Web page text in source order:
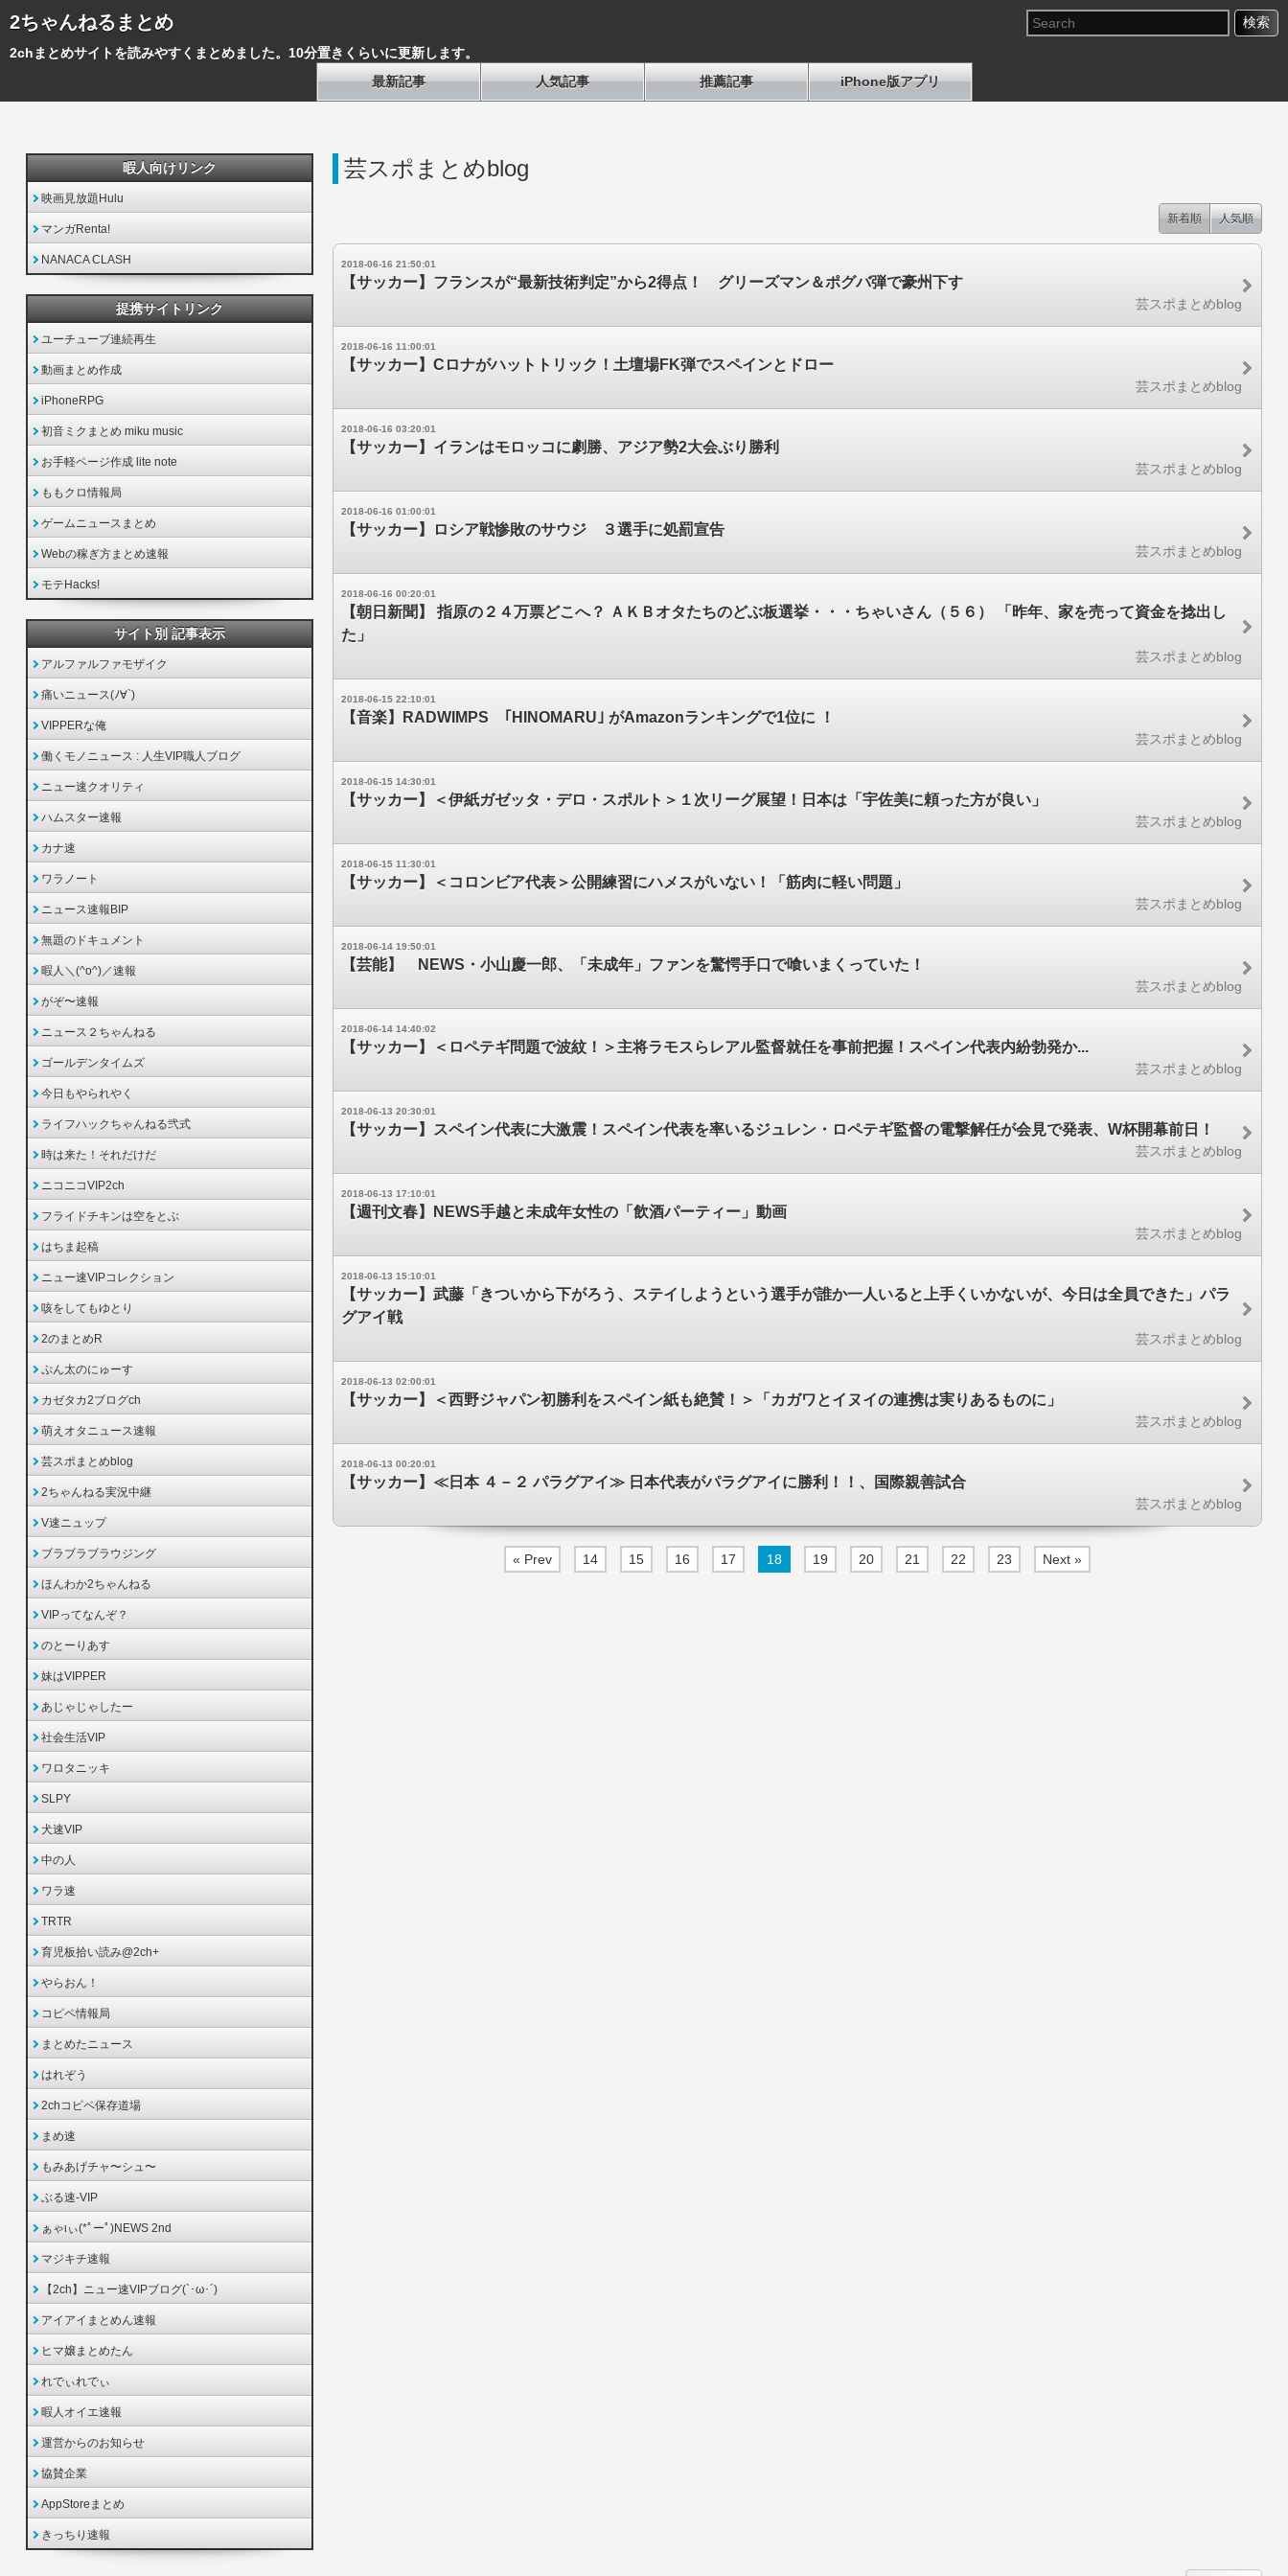
2ちゃんねるまとめ
2chまとめサイトを読みやすくまとめました。10分置きくらいに更新します。
最新記事
人気記事 推薦記事 iPhone版アプリ
芸スポまとめblog
新着順 人気順
2018-06-16 21:50:01
【サッカー】フランスが“最新技術判定”から2得点！ グリーズマン＆ポグバ弾で豪州下す
芸スポまとめblog
2018-06-16 11:00:01
【サッカー】Cロナがハットトリック！土壇場FK弾でスペインとドロー
芸スポまとめblog
2018-06-16 03:20:01
【サッカー】イランはモロッコに劇勝、アジア勢2大会ぶり勝利
芸スポまとめblog
2018-06-16 01:00:01
【サッカー】ロシア戦惨敗のサウジ ３選手に処罰宣告
芸スポまとめblog
2018-06-16 00:20:01
【朝日新聞】 指原の２４万票どこへ？ ＡＫＢオタたちのどぶ板選挙・・・ちゃいさん（５６） 「昨年、家を売って資金を捻出し
た」
芸スポまとめblog
2018-06-15 22:10:01
【音楽】RADWIMPS ｢HINOMARU｣ がAmazonランキングで1位に ！
芸スポまとめblog
2018-06-15 14:30:01
【サッカー】＜伊紙ガゼッタ・デロ・スポルト＞１次リーグ展望！日本は「宇佐美に頼った方が良い」
芸スポまとめblog
2018-06-15 11:30:01
【サッカー】＜コロンビア代表＞公開練習にハメスがいない！「筋肉に軽い問題」
芸スポまとめblog
2018-06-14 19:50:01
【芸能】 NEWS・小山慶一郎、「未成年」ファンを驚愕手口で喰いまくっていた！
芸スポまとめblog
2018-06-14 14:40:02
【サッカー】＜ロペテギ問題で波紋！＞主将ラモスらレアル監督就任を事前把握！スペイン代表内紛勃発か...
芸スポまとめblog
2018-06-13 20:30:01
【サッカー】スペイン代表に大激震！スペイン代表を率いるジュレン・ロペテギ監督の電撃解任が会見で発表、W杯開幕前日！
芸スポまとめblog
2018-06-13 17:10:01
【週刊文春】NEWS手越と未成年女性の「飲酒パーティー」動画
芸スポまとめblog
2018-06-13 15:10:01
【サッカー】武藤「きついから下がろう、ステイしようという選手が誰か一人いると上手くいかないが、今日は全員できた」パラ
グアイ戦
芸スポまとめblog
2018-06-13 02:00:01
【サッカー】＜西野ジャパン初勝利をスペイン紙も絶賛！＞「カガワとイヌイの連携は実りあるものに」
芸スポまとめblog
2018-06-13 00:20:01
【サッカー】≪日本 ４－２ パラグアイ≫ 日本代表がパラグアイに勝利！！、国際親善試合
芸スポまとめblog
« Prev 14 15 16 17 18 19 20 21 22 23 Next »
暇人向けリンク
映画見放題Hulu
マンガRenta!
NANACA CLASH
提携サイトリンク
ユーチューブ連続再生
動画まとめ作成
iPhoneRPG
初音ミクまとめ miku music
お手軽ページ作成 lite note
ももクロ情報局
ゲームニュースまとめ
Webの稼ぎ方まとめ速報
モテHacks!
サイト別 記事表示
アルファルファモザイク
痛いニュース(ﾉ∀`)
VIPPERな俺
働くモノニュース : 人生VIP職人ブログ
ニュー速クオリティ
ハムスター速報
カナ速
ワラノート
ニュース速報BIP
無題のドキュメント
暇人＼(^o^)／速報
がぞ〜速報
ニュース２ちゃんねる
ゴールデンタイムズ
今日もやられやく
ライフハックちゃんねる弐式
時は来た！それだけだ
ニコニコVIP2ch
フライドチキンは空をとぶ
はちま起稿
ニュー速VIPコレクション
咳をしてもゆとり
2のまとめR
ぷん太のにゅーす
カゼタカ2ブログch
萌えオタニュース速報
芸スポまとめblog
2ちゃんねる実況中継
V速ニュップ
ブラブラブラウジング
ほんわか2ちゃんねる
VIPってなんぞ？
のとーりあす
妹はVIPPER
あじゃじゃしたー
社会生活VIP
ワロタニッキ
SLPY
犬速VIP
中の人
ワラ速
TRTR
育児板拾い読み@2ch+
やらおん！
コピペ情報局
まとめたニュース
はれぞう
2chコピペ保存道場
まめ速
もみあげチャ〜シュ〜
ぶる速-VIP
ぁゃιぃ(*ﾟーﾟ)NEWS 2nd
マジキチ速報
【2ch】ニュー速VIPブログ(`･ω･´)
アイアイまとめん速報
ヒマ嬢まとめたん
れでぃれでぃ
暇人オイエ速報
運営からのお知らせ
協賛企業
AppStoreまとめ
きっちり速報